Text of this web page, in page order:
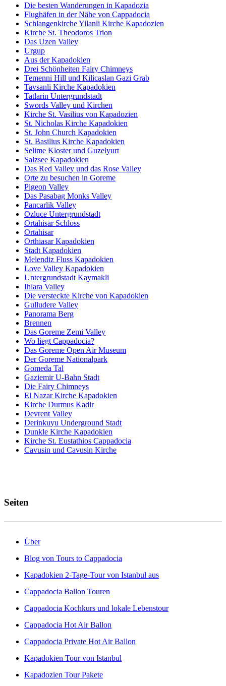
Die besten Wanderungen in Kapadozia
Flughäfen in der Nähe von Cappadocia
Schlangenkirche Yilanli Kirche Kapadozien
Kirche St. Theodoros Trion
Das Uzen Valley
Urgup
Aus der Kapadokien
Drei Schönheiten Fairy Chimneys
Temenni Hill und Kilicaslan Gazi Grab
Tavsanli Kirche Kapadokien
Tatlarin Untergrundstadt
Swords Valley und Kirchen
Kirche St. Vasilius von Kapadozien
St. Nicholas Kirche Kapadokien
St. John Church Kapadokien
St. Basilius Kirche Kapadokien
Selime Kloster und Guzelyurt
Salzsee Kapadokien
Das Red Valley und das Rose Valley
Orte zu besuchen in Goreme
Pigeon Valley
Das Pasabag Monks Valley
Pancarlik Valley
Ozluce Untergrundstadt
Ortahisar Schloss
Ortahisar
Orthiasar Kapadokien
Stadt Kapadokien
Melendiz Fluss Kapadokien
Love Valley Kapadokien
Untergrundstadt Kaymakli
Ihlara Valley
Die versteckte Kirche von Kapadokien
Gulludere Valley
Panorama Berg
Brennen
Das Goreme Zemi Valley
Wo liegt Cappadocia?
Das Goreme Open Air Museum
Der Goreme Nationalpark
Gomeda Tal
Gaziemir U-Bahn Stadt
Die Fairy Chimneys
El Nazar Kirche Kapadokien
Kirche Durmus Kadir
Devrent Valley
Derinkuyu Underground Stadt
Dunkle Kirche Kapadokien
Kirche St. Eustathios Cappadocia
Cavusin und Cavusin Kirche
Seiten
Über
Blog von Tours to Cappadocia
Kapadokien 2-Tage-Tour von Istanbul aus
Cappadocia Ballon Touren
Cappadocia Kochkurs und lokale Lebenstour
Cappadocia Hot Air Ballon
Cappadocia Private Hot Air Ballon
Kapadokien Tour von Istanbul
Kapadozien Tour Pakete